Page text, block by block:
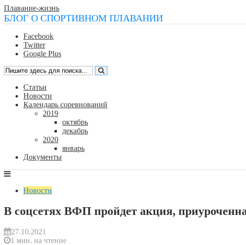
Плавание-жизнь
БЛОГ О СПОРТИВНОМ ПЛАВАНИИ
Facebook
Twitter
Google Plus
Статьи
Новости
Календарь соревнований
2019
октябрь
декабрь
2020
январь
Документы
Новости
В соцсетях ВФП пройдет акция,
27.10.2021
1 мин. на чтение